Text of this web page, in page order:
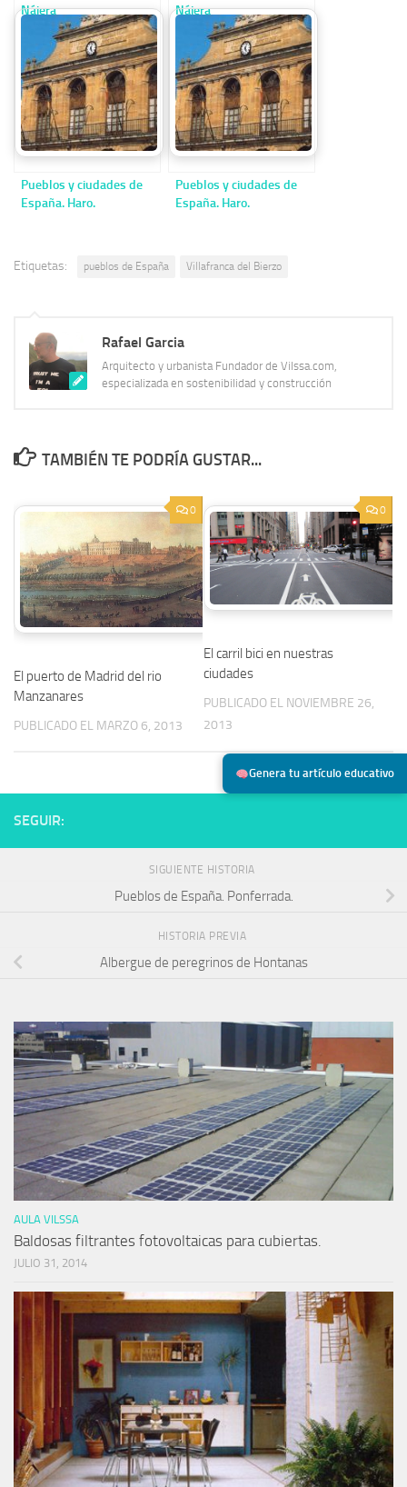
Genera tu artículo educativo
Nájera
Nájera
Pueblos y ciudades de
España. Haro.
Pueblos y ciudades de
España. Haro.
Etiquetas: pueblos de España Villafranca del Bierzo
Rafael Garcia
Arquitecto y urbanista Fundador de Vilssa.com,
especializada en sostenibilidad y construcción
TAMBIÉN TE PODRÍA GUSTAR...
0
El puerto de Madrid del rio
Manzanares
PUBLICADO EL MARZO 6, 2013
0
El carril bici en nuestras
ciudades
PUBLICADO EL NOVIEMBRE 26,
2013
SEGUIR:
SIGUIENTE HISTORIA
Pueblos de España. Ponferrada.
HISTORIA PREVIA
Albergue de peregrinos de Hontanas
AULA VILSSA
Baldosas filtrantes fotovoltaicas para cubiertas.
JULIO 31, 2014